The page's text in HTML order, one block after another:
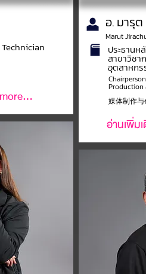
อ. มารุ
Marut
ประธาน
สาขาวิชา
อุตสาหกร
Production
媒体制作
อ่านเพิ่ม